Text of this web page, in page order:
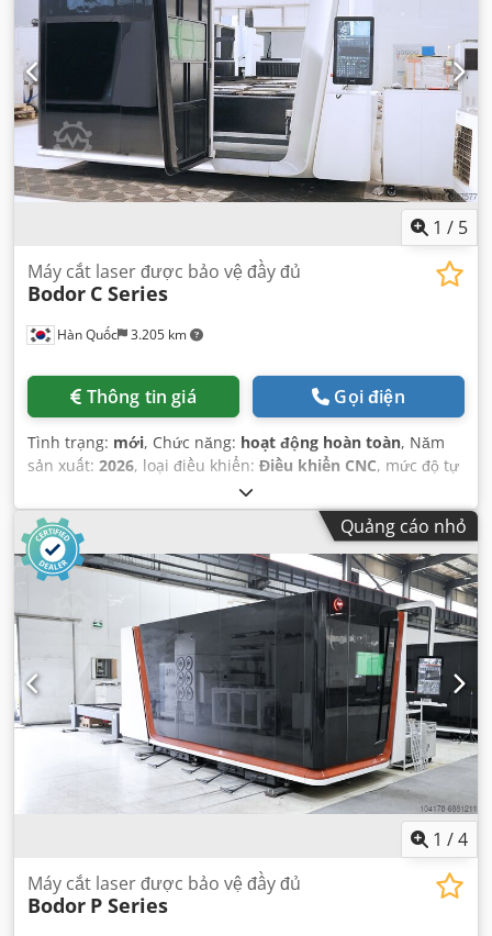
1 / 5
Hàn Quốc 3.205 km
Máy cắt laser được bảo vệ đầy đủ
Bodor C Series
Thông tin giá Gọi điện
Tình trạng: mới, Chức năng: hoạt động hoàn toàn, Năm
sản xuất: 2026, loại điều khiển: Điều khiển CNC, mức độ tự
, loại kích hoạt:
bộ điều khiển:Bodor,
Quảng cáo nhỏ
1 /4
Máy cắt laser được bảo vệ đầy đủ
Bodor P Series